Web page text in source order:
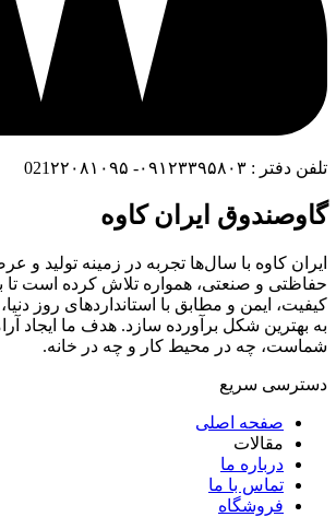
تلفن دفتر : ۰۹۱۲۳۳۹۵۸۰۳- 021۲۲۰۸۱۰۹۵
گاوصندوق ایران کاوه
ایران کاوه با سال‌ها تجربه در زمینه تولید و
حفاظتی و صنعتی، همواره تلاش کرده است تا
کیفیت، ایمن و مطابق با استانداردهای روز
به بهترین شکل برآورده سازد. هدف ما ایجاد
شماست، چه در محیط کار و چه در خانه.
دسترسی سریع
صفحه اصلی
مقالات
درباره ما
تماس با ما
فروشگاه